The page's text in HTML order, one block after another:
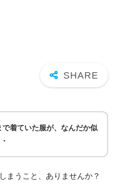
で着ていた服が、なんだか似
まうこと、ありませんか？